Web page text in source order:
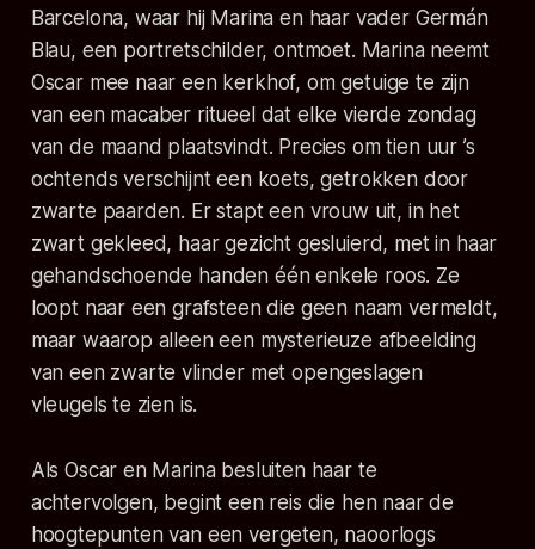
Barcelona, waar hij Marina en haar vader Germán
Blau, een portretschilder, ontmoet. Marina neemt
Oscar mee naar een kerkhof, om getuige te zijn
van een macaber ritueel dat elke vierde zondag
van de maand plaatsvindt. Precies om tien uur ’s
ochtends verschijnt een koets, getrokken door
zwarte paarden. Er stapt een vrouw uit, in het
zwart gekleed, haar gezicht gesluierd, met in haar
gehandschoende handen één enkele roos. Ze
loopt naar een grafsteen die geen naam vermeldt,
maar waarop alleen een mysterieuze afbeelding
van een zwarte vlinder met opengeslagen
vleugels te zien is.
Als Oscar en Marina besluiten haar te
achtervolgen, begint een reis die hen naar de
hoogtepunten van een vergeten, naoorlogs